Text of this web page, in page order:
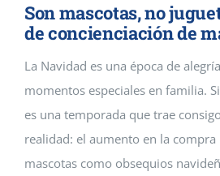
Son mascotas, no
de concienciación de
La Navidad es una época de
momentos especiales en familia.
es una temporada que trae
realidad: el aumento en la
mascotas como obsequios